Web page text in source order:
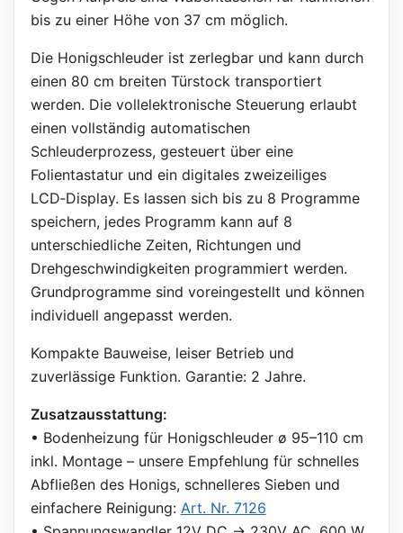
bis zu einer Höhe von 37 cm möglich.
Die Honigschleuder ist zerlegbar und kann durch
einen 80 cm breiten Türstock transportiert
werden. Die vollelektronische Steuerung erlaubt
einen vollständig automatischen
Schleuderprozess, gesteuert über eine
Folientastatur und ein digitales zweizeiliges
LCD‑Display. Es lassen sich bis zu 8 Programme
speichern, jedes Programm kann auf 8
unterschiedliche Zeiten, Richtungen und
Drehgeschwindigkeiten programmiert werden.
Grundprogramme sind voreingestellt und können
individuell angepasst werden.
Kompakte Bauweise, leiser Betrieb und
zuverlässige Funktion. Garantie: 2 Jahre.
Zusatzausstattung:
• Bodenheizung für Honigschleuder ø 95–110 cm
inkl. Montage – unsere Empfehlung für schnelles
Abfließen des Honigs, schnelleres Sieben und
einfachere Reinigung: Art. Nr. 7126